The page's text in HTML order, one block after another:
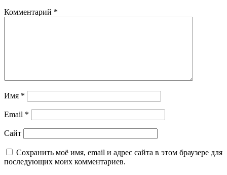
Комментарий *
Имя *
Email *
Сайт
Сохранить моё имя, email и адрес сайта в этом браузере для
последующих моих комментариев.